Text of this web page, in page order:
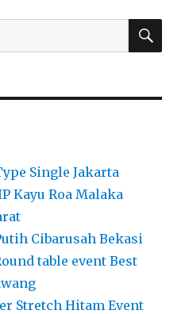
Single Jakarta
Kayu Roa Malaka
Cibarusah Bekasi
table event Best
Stretch Hitam Event